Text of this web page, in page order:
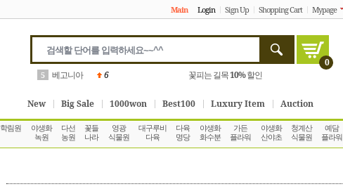
Main Login Sign Up Shopping Cart Mypage
0
5 베고니아 6 꽃피는 길목10%할인
New Big Sale 1000won Best100 Luxury Item Auction
학림원
야생화
녹원
다선
농원
꽃들
나라
영광
식물원
대구루비
다육
다육
명당
야생화
화수분
가든
플라워
야생화
산야초
청계산
식물원
예담
플라워